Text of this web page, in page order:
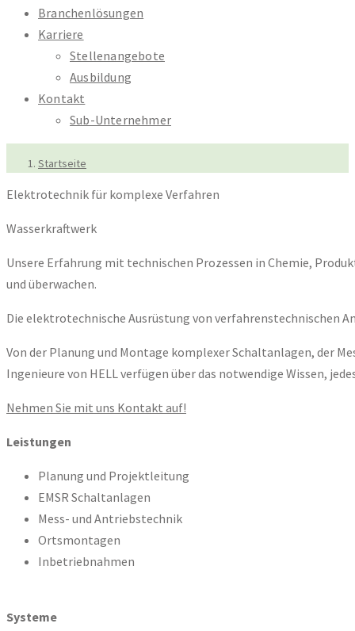
Branchenlösungen
Karriere
Stellenangebote
Ausbildung
Kontakt
Sub-Unternehmer
Startseite
Elektrotechnik für komplexe Verfahren
Wasserkraftwerk
Unsere Erfahrung mit technischen Prozessen in Chemie,
und überwachen.
Die elektrotechnische Ausrüstung von verfahrenstechnischen
Von der Planung und Montage komplexer Schaltanlagen, der
Ingenieure von HELL verfügen über das notwendige Wissen,
Nehmen Sie mit uns Kontakt auf!
Leistungen
Planung und Projektleitung
EMSR Schaltanlagen
Mess- und Antriebstechnik
Ortsmontagen
Inbetriebnahmen
Systeme